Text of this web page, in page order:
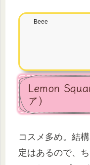
Beee
Lemon
ア）
コスメ多め。結
定はあるので、